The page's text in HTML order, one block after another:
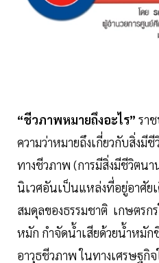
“ชีวภาพหมายถึงอะไร” รา
ความว่าหมายถึงเกี่ยวกับสิ่งมี
ทางชีวภาพ (การมีสิ่งมีชีวิตน
นิเวศอันเป็นแหล่งที่อยู่อาศัย
สมดุลของธรรมชาติ เกษตรก
หมัก กำจัดนํ้าเสียด้วยนํ้าหมัก
อาวุธชีวภาพ ในทางเศรษฐกิจ